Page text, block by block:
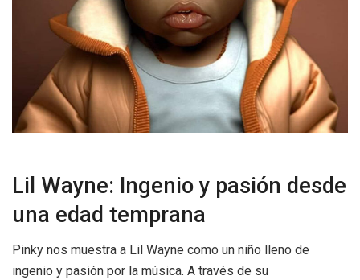
Lil Wayne: Ingenio y pasión desde
una edad temprana
Pinky nos muestra a Lil Wayne como un niño lleno de
ingenio y pasión por la música. A través de su